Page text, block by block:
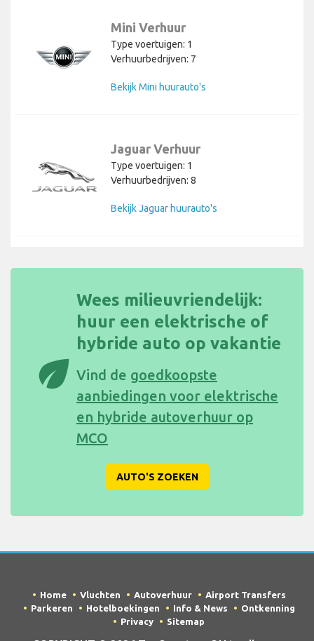
Mini Verhuur
Type voertuigen: 1
Verhuurbedrijven: 7
Bekijk Mini huurauto's
Jaguar Verhuur
Type voertuigen: 1
Verhuurbedrijven: 8
Bekijk Jaguar huurauto's
eco
Wees milieuvriendelijk:
huur een elektrische of
hybride auto op vakantie
Vind de goedkoopste
aanbiedingen voor elektrische
en hybride autoverhuur op
MCO
AUTO'S ZOEKEN
Home Vluchten Autoverhuur
Airport Transfers
Parkeren
Hotelboekingen Info & News
Ontkenning
Privacy
Sitemap